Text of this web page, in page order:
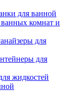
для ванной
комнат и
для
для
жидкостей